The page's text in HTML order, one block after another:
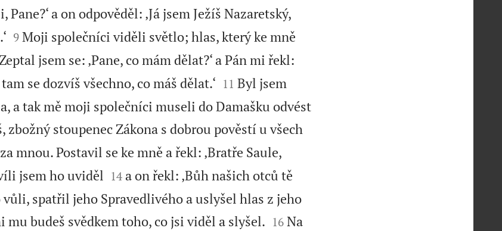
Pane?‘ a on odpověděl: ‚Já jsem Ježíš Nazaretský,

9 Moji společníci viděli světlo; hlas, který ke mně
jsem se: ‚Pane, co mám dělat?‘ a Pán mi řekl:
se dozvíš všechno, co máš dělat.‘
11 Byl jsem
a tak mě moji společníci museli do Damašku odvést
zbožný stoupenec Zákona s dobrou pověstí u všech
mnou. Postavil se ke mně a řekl: ‚Bratře Saule,
jsem ho uviděl 

14 a on řekl: ‚Bůh našich otců tě
spatřil jeho Spravedlivého a uslyšel hlas z jeho
mu budeš svědkem toho, co jsi viděl a slyšel.
16 Na